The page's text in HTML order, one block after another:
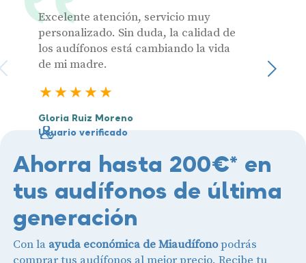
Excelente atención, servicio muy
personalizado. Sin duda, la calidad de
los audífonos está cambiando la vida
de mi madre.
Gloria Ruiz Moreno
Usuario verificado
Julia
Ahorra hasta 200€* en
tus audífonos de última
generación
Con la ayuda económica de Miaudífonopodrás